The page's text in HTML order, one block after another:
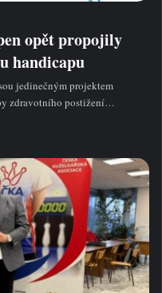
opět propojily
handicapu
jedinečným projektem
zdravotního postižení…